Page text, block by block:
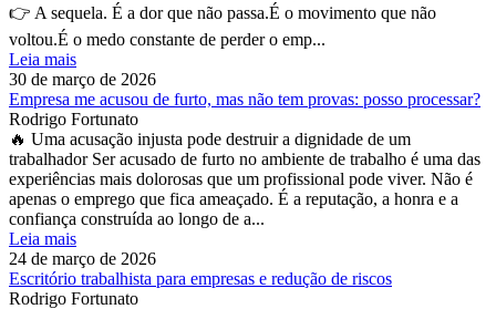
👉 A sequela. É a dor que não passa.É o movimento que não
voltou.É o medo constante de perder o emp...
Leia mais
30 de março de 2026
Empresa me acusou de furto, mas não tem provas: posso processar?
Rodrigo Fortunato
🔥 Uma acusação injusta pode destruir a dignidade de um
trabalhador Ser acusado de furto no ambiente de trabalho é uma das
experiências mais dolorosas que um profissional pode viver. Não é
apenas o emprego que fica ameaçado. É a reputação, a honra e a
confiança construída ao longo de a...
Leia mais
24 de março de 2026
Escritório trabalhista para empresas e redução de riscos
Rodrigo Fortunato